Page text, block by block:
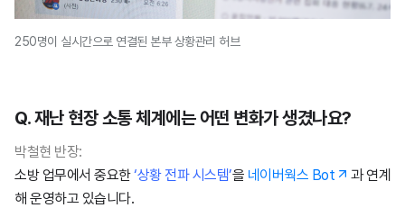
250명이 실시간으로 연결된 본부 상황관리 허브
Q. 재난 현장 소통 체계에는 어떤 변화가 생겼나요?
박철현 반장:
소방 업무에서 중요한‘상황 전파 시스템’을 네이버웍스 Bot
과 연계
해 운영하고 있습니다.